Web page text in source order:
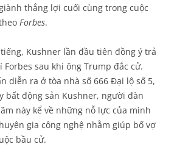
thắng lợi cuối cùng trong cuộc
Forbes.
Kushner lần đầu tiên đồng ý trả
sau khi ông Trump đắc cử.
diễn ra ở tòa nhà số 666 Đại lộ số 5,
bất động sản Kushner, người đàn
này kể về những nỗ lực của mình
gia công nghệ nhằm giúp bố vợ
bầu cử.